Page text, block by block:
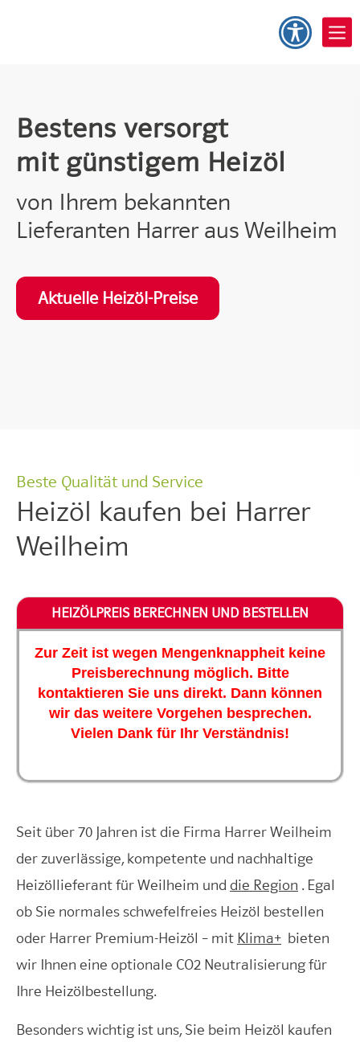
Bestens versorgt
mit günstigem Heizöl
von Ihrem bekannten
Lieferanten Harrer aus Weilheim
Aktuelle Heizöl-Preise
Beste Qualität und Service
Heizöl kaufen bei Harrer
Weilheim
Zur Zeit ist wegen Mengenknappheit keine
Preisberechnung möglich. Bitte
kontaktieren Sie uns direkt. Dann können
wir das weitere Vorgehen besprechen.
Vielen Dank für Ihr Verständnis!
Seit über 70 Jahren ist die Firma Harrer Weilheim
der zuverlässige, kompetente und nachhaltige
Heizöllieferant für Weilheim und die Region . Egal
ob Sie normales schwefelfreies Heizöl bestellen
oder Harrer Premium-Heizöl – mit Klima+ bieten
wir Ihnen eine optionale CO2 Neutralisierung für
Ihre Heizölbestellung.
Besonders wichtig ist uns, Sie beim Heizöl kaufen